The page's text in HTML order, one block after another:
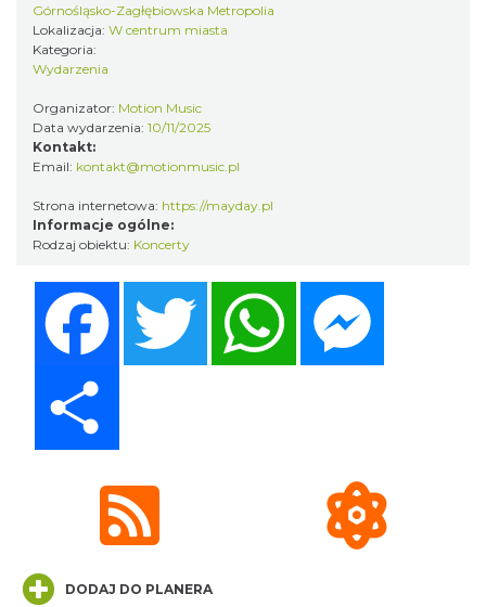
Katowice
0.15 km
17th WORLD BRIDGE SERIES – Katowice
Katowice
0.15 km
Górnośląsko-Zagłębiowska Metropolia
Lokalizacja: W centrum miasta
Kategoria:
Wydarzenia
Organizator: Motion Music
Data wydarzenia: 10/11/2025
Kontakt:
Email: kontakt@motionmusic.pl
Strona internetowa: https://mayday.pl
Informacje ogólne:
Rodzaj obiektu: Koncerty
Twitter WhatsApp
DODAJ DO PLANERA